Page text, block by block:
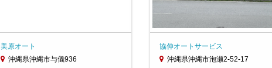
美原オート
沖縄県沖縄市与儀936
協伸オートサービス
沖縄県沖縄市泡瀬2-52-17